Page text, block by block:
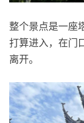
整个景点是一座
打算进入，在门
离开。